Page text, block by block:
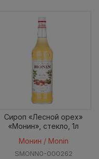
Сироп «Лесной орех»
«Монин», стекло, 1л
Монин / Monin
SMONN0-000262